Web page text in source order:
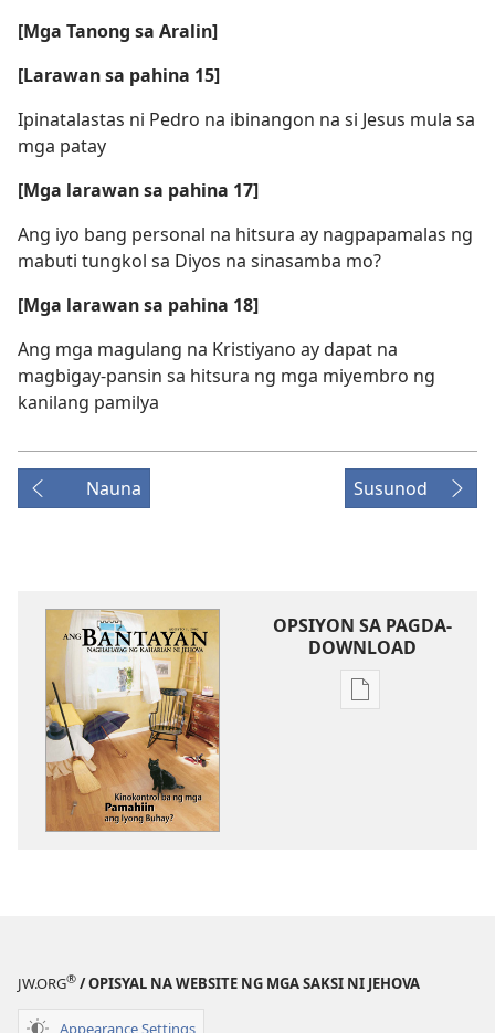
[Mga Tanong sa Aralin]
[Larawan sa pahina 15]
Ipinatalastas ni Pedro na ibinangon na si Jesus mula sa
mga patay
[Mga larawan sa pahina 17]
Ang iyo bang personal na hitsura ay nagpapamalas ng
mabuti tungkol sa Diyos na sinasamba mo?
[Mga larawan sa pahina 18]
Ang mga magulang na Kristiyano ay dapat na
magbigay-pansin sa hitsura ng mga miyembro ng
kanilang pamilya
Nauna Susunod
OPSIYON SA PAGDA-
DOWNLOAD
Opsiyon
SA
JW.ORG® / OPISYAL NA WEBSITE NG MGA SAKSI NI JEHOVA
Appearance Settings